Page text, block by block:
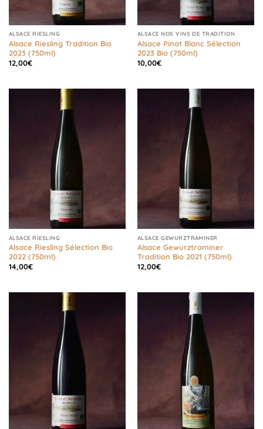
ALSACE RIESLING
Alsace Riesling Tradition Bio
2023 (750ml)
12,00€
ALSACE NOS VINS DE TRADITION
Alsace Pinot Blanc Sélection
2023 Bio (750ml)
10,00€
ALSACE RIESLING
Alsace Riesling Sélection Bio
2022 (750ml)
14,00€
ALSACE GEWURZTRAMINER
Alsace Gewurztraminer
Tradition Bio 2021 (750ml)
12,00€